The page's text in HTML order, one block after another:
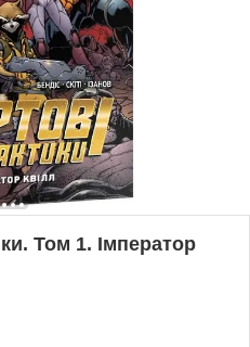
Том 1. Імператор